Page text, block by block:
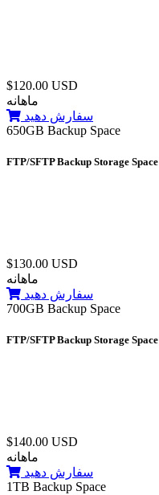
$120.00 USD
ماهانه
سفارش دهید
650GB Backup Space
FTP/SFTP Backup Storage Space
$130.00 USD
ماهانه
سفارش دهید
700GB Backup Space
FTP/SFTP Backup Storage Space
$140.00 USD
ماهانه
سفارش دهید
1TB Backup Space